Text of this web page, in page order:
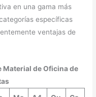
en una gama más
específicas
ventajas de
Material de Oficina de